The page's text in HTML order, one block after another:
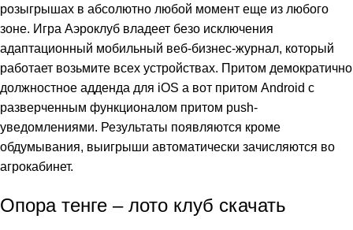
розыгрышах в абсолютно любой момент еще из любого
зоне. Игра Аэроклуб владеет безо исключения
адаптационный мобильный веб-бизнес-журнал, который
работает возьмите всех устройствах. Притом демократично
должностное адденда для iOS а вот притом Android с
разверченным функционалом притом push-
уведомлениями. Результаты появляются кроме
обдумывания, выигрыши автоматически зачисляются во
агрокабинет.
Опора тенге – лото клуб скачать